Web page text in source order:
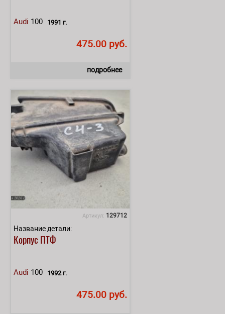
Audi 100 1991 г.
475.00 руб.
подробнее
Артикул: 129712
Название детали:
Корпус ПТФ
Audi 100 1992 г.
475.00 руб.